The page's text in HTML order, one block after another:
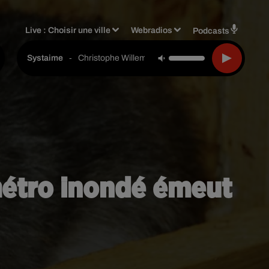
Live :Choisir une ville Webradios Podcasts
Systaime - Christophe Willem
inondé émeut